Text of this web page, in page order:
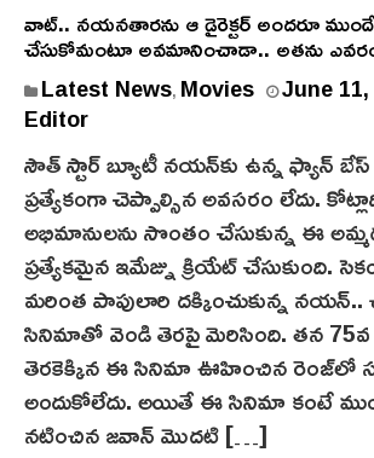
వాట్.. నయనతారను ఆ డైరెక్టర్ అందరూ
చేసుకోమంటూ అవమానించాడా.. అతను
Latest News, Movies June
Editor
సౌత్ స్టార్ బ్యూటీ నయన్‌కు ఉన్న ఫ్యాన్ బేస్‌
ప్రత్యేకంగా చెప్పాల్సిన అవసరం లేదు.
అభిమానులను సొంతం చేసుకున్న ఈ
ప్రత్యేకమైన ఇమేజ్ను క్రియేట్ చేసుకుంది.
మరింత పాపులారి దక్కించుకున్న నయన్..
సినిమాతో వెండి తెరపై మెరిసింది. తన
తెరకెక్కిన ఈ సినిమా ఊహించిన రెంజ్‌లో
అందుకోలేదు. అయితే ఈ సినిమా కంటే
నటించిన జవాన్ మొదటి […]